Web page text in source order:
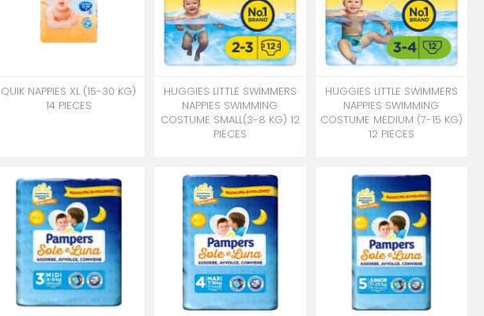
QUIK NAPPIES XL (15-30 KG)
14 PIECES
HUGGIES LITTLE SWIMMERS
NAPPIES SWIMMING
COSTUME SMALL(3-8 KG) 12
PIECES
HUGGIES LITTLE SWIMMERS
NAPPIES SWIMMING
COSTUME MEDIUM (7-15 KG)
12 PIECES